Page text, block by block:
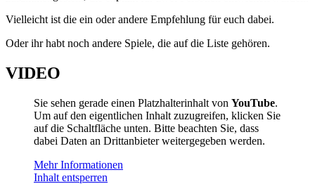
Vielleicht ist die ein oder andere Empfehlung für euch dabei.
Oder ihr habt noch andere Spiele, die auf die Liste gehören.
VIDEO
Sie sehen gerade einen Platzhalterinhalt von YouTube.
Um auf den eigentlichen Inhalt zuzugreifen, klicken Sie
auf die Schaltfläche unten. Bitte beachten Sie, dass
dabei Daten an Drittanbieter weitergegeben werden.
Mehr Informationen
Inhalt entsperren